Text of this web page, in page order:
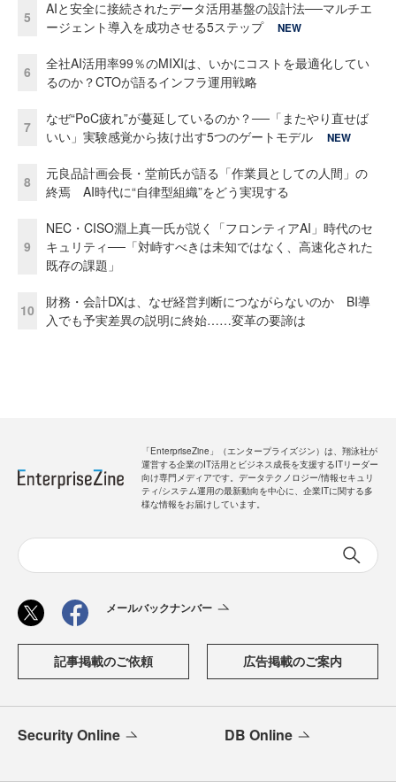
5
AIと安全に接続されたデータ活用基盤の設計法──マルチエ
ージェント導入を成功させる5ステップ
NEW
6
全社AI活用率99％のMIXIは、いかにコストを最適化してい
るのか？CTOが語るインフラ運用戦略
7
なぜ“PoC疲れ”が蔓延しているのか？──「またやり直せば
いい」実験感覚から抜け出す5つのゲートモデル
NEW
8
元良品計画会長・堂前氏が語る「作業員としての人間」の
終焉 AI時代に“自律型組織”をどう実現する
9
NEC・CISO淵上真一氏が説く「フロンティアAI」時代のセ
キュリティ──「対峙すべきは未知ではなく、高速化された
既存の課題」
10
財務・会計DXは、なぜ経営判断につながらないのか BI導
入でも予実差異の説明に終始……変革の要諦は
「EnterpriseZine」（エンタープライズジン）は、翔泳社が
運営する企業のIT活用とビジネス成長を支援するITリーダー
向け専門メディアです。データテクノロジー/情報セキュリ
ティ/システム運用の最新動向を中心に、企業ITに関する多
様な情報をお届けしています。
メールバックナンバー
記事掲載のご依頼 広告掲載のご案内
Security Online DB Online